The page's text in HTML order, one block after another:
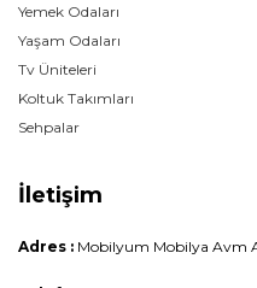
Yemek Odaları
Yaşam Odaları
Tv Üniteleri
Koltuk Takımları
Sehpalar
İletişim
Adres : Mobilyum Mobilya Avm